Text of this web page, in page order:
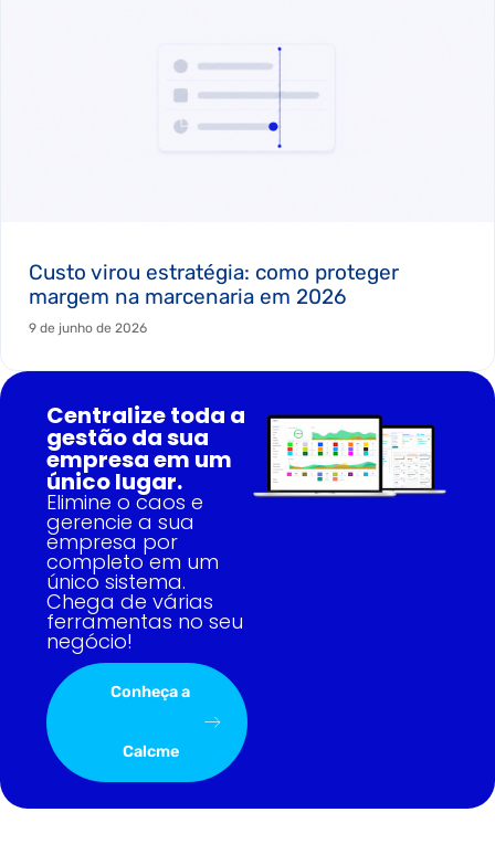
Custo virou estratégia: como proteger
margem na marcenaria em 2026
9 de junho de 2026
Centralize toda a
gestão da sua
empresa em um
único lugar.
Elimine o caos e
gerencie a sua
empresa por
completo em um
único sistema.
Chega de várias
ferramentas no seu
negócio!
Conheça a
Calcme